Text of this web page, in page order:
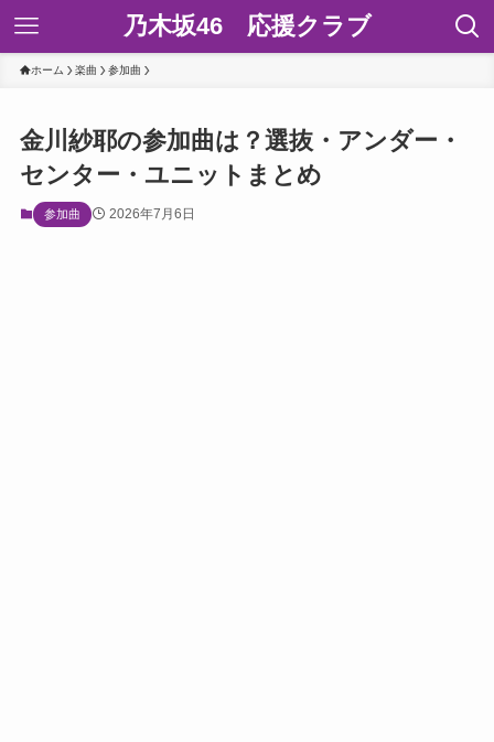
乃木坂46 応援クラブ
ホーム 楽曲 参加曲
金川紗耶の参加曲は？選抜・アンダー・
センター・ユニットまとめ
参加曲 2026年7月6日